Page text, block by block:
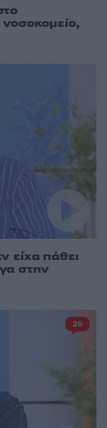
είχα πάθει
στην
26